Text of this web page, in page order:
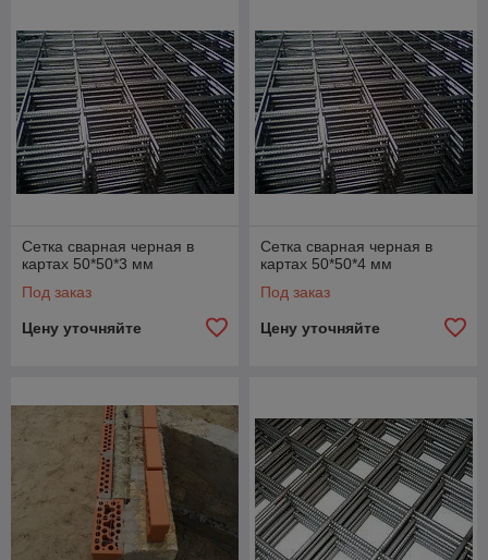
Сетка сварная черная в
картах 50*50*3 мм
Под заказ
Цену уточняйте
Сетка сварная черная в
картах 50*50*4 мм
Под заказ
Цену уточняйте